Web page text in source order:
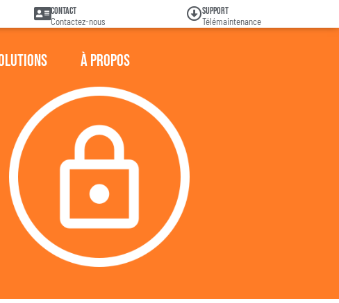
Contact
Contactez-nous
Support
Télémaintenance
À propos